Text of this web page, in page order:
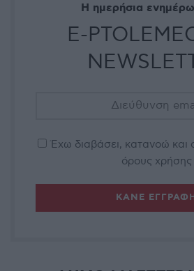
Η ημερήσια
E-
Έχω διαβάσει, κατανοώ και
όρους χρήσης